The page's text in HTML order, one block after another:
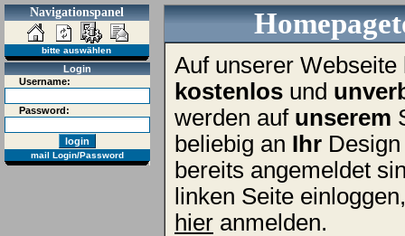
Navigationspanel
bitte auswählen
Login
Username:
Password:
mail Login/Password
Auf unserer
kostenlos und
werden auf unserem
beliebig an Ihr
bereits angemeldet
linken Seite
hier anmelden.